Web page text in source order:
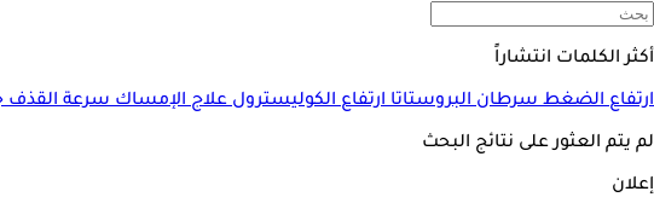
أكثر الكلمات انتشاراً
ارتفاع الضغطسرطان البروستاتاارتفاع الكوليسترولعلاج الإمساكسرعة القذف
لم يتم العثور على نتائج البحث
إعلان